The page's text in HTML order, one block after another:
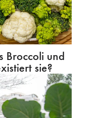
Broccoli und
sie?